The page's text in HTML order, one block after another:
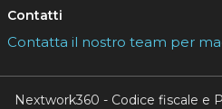
Contatti
Contatta il nostro team per
Nextwork360 - Codice fiscale e